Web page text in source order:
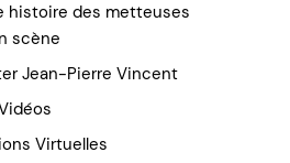
histoire des metteuses
scène
Jean-Pierre Vincent
Virtuelles